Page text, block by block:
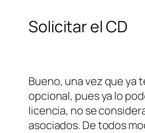
Solicitar el CD
Bueno, una vez que ya
opcional, pues ya lo
licencia, no se
asociados. De todos